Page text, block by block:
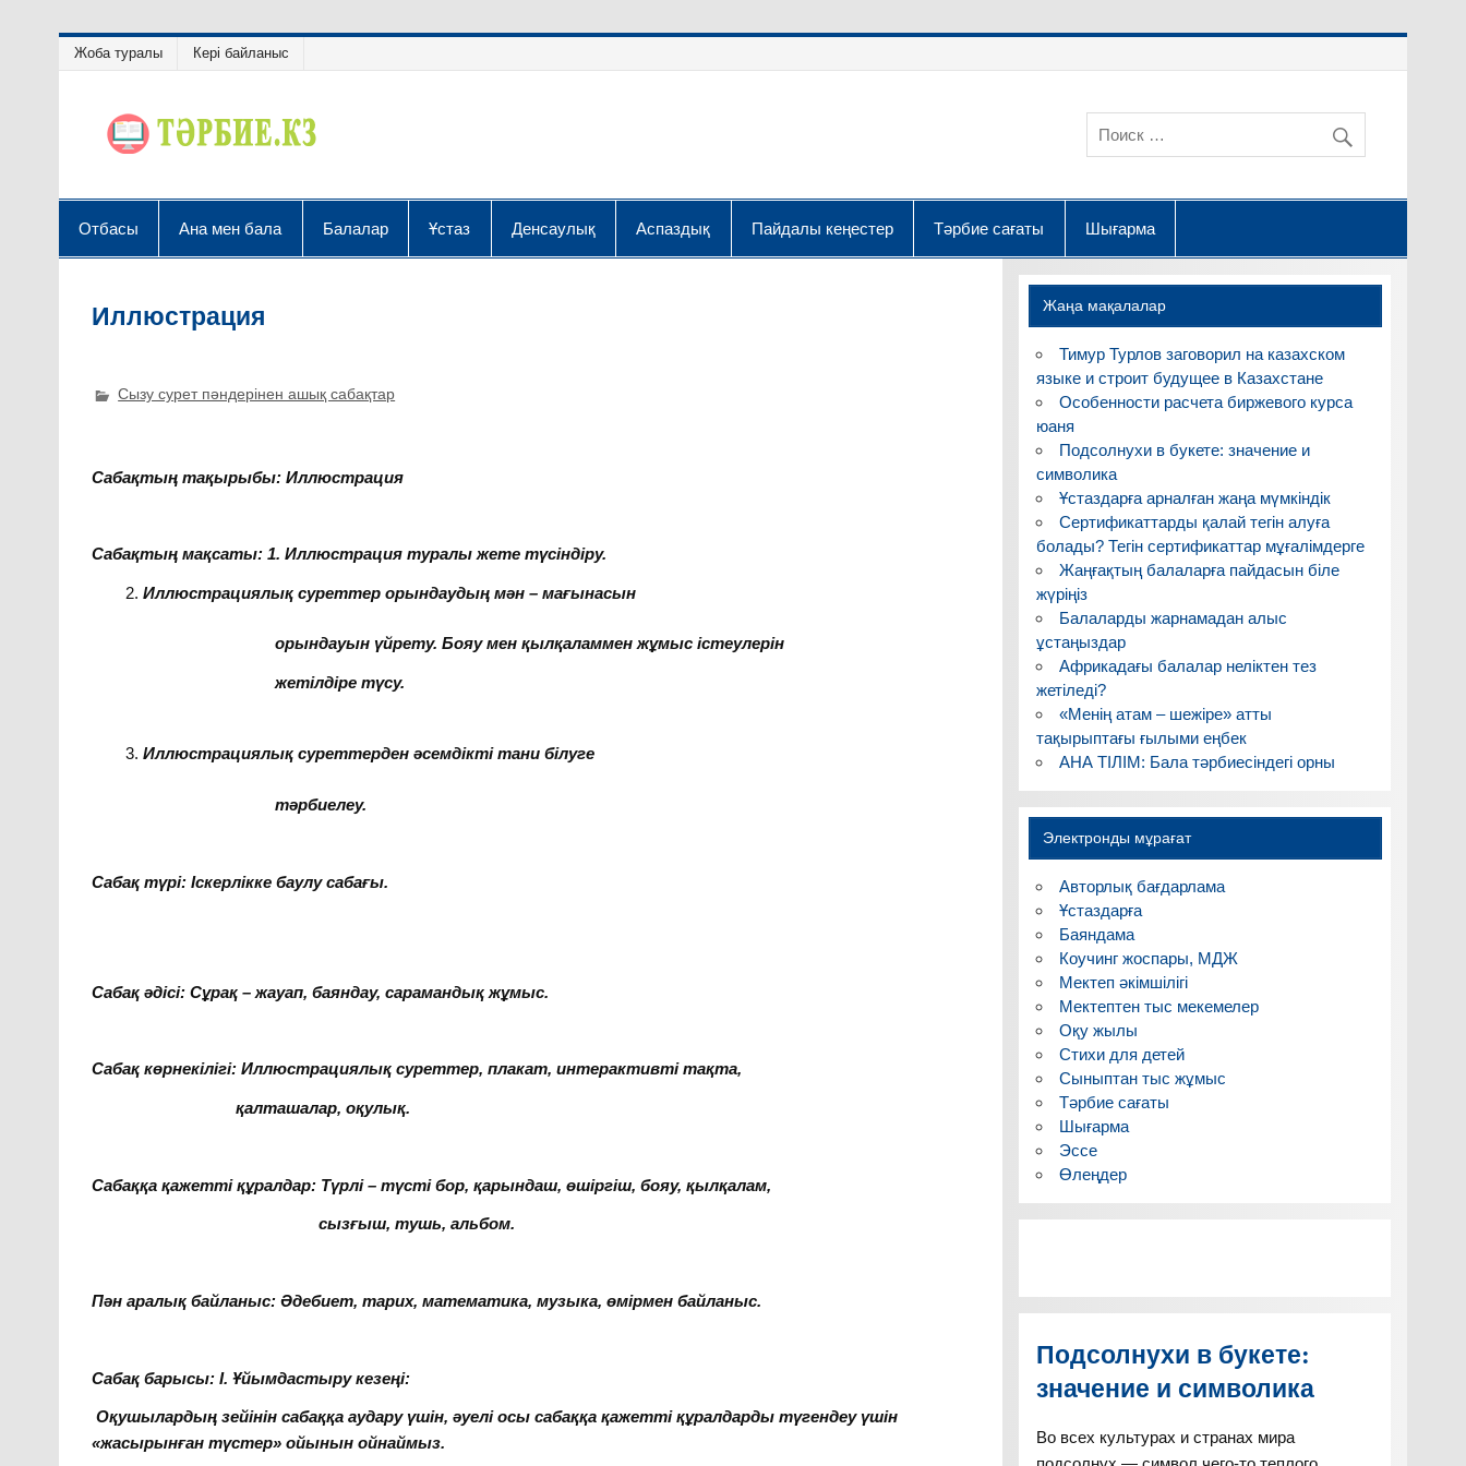
Жоба туралы Кері байланыс
Отбасы Ана мен бала Балалар Ұстаз Денсаулық Аспаздық Пайдалы кеңестер Тәрбие сағаты Шығарма
Иллюстрация
Сызу сурет пәндерінен ашық сабақтар
Сабақтың тақырыбы:Иллюстрация
Сабақтың мақсаты:1. Иллюстрация туралы жете түсіндіру.
Иллюстрациялық суреттер орындаудың мән – мағынасын
орындауын үйрету. Бояу мен қылқаламмен жұмыс істеулерін
жетілдіре түсу.
Иллюстрациялық суреттерден әсемдікті тани білуге
тәрбиелеу.
Сабақ түрі:Іскерлікке баулу сабағы.
Сабақ әдісі:Сұрақ – жауап, баяндау, сарамандық жұмыс.
Сабақ көрнекілігі:Иллюстрациялық суреттер, плакат, интерактивті тақта,
қалташалар, оқулық.
Сабаққа қажетті құралдар: Түрлі – түсті бор, қарындаш, өшіргіш, бояу, қылқалам,
сызғыш, тушь, альбом.
Пән аралық байланыс:Әдебиет, тарих, математика, музыка, өмірмен байланыс.
Сабақ барысы: І. Ұйымдастыру кезеңі:
Оқушылардың зейінін сабаққа аудару үшін, әуелі осы сабаққа қажетті құралдарды түгендеу үшін
«жасырынған түстер»ойынын ойнаймыз.
Жаңа мақалалар
Тимур Турлов заговорил на казахском
языке и строит будущее в Казахстане
Особенности расчета биржевого курса
юаня
Подсолнухи в букете: значение и
символика
Ұстаздарға арналған жаңа мүмкіндік
Сертификаттарды қалай тегін алуға
болады? Тегін сертификаттар мұғалімдерге
Жаңғақтың балаларға пайдасын біле
жүріңіз
Балаларды жарнамадан алыс
ұстаңыздар
Африкадағы балалар неліктен тез
жетіледі?
«Менің атам – шежіре» атты
тақырыптағы ғылыми еңбек
АНА ТІЛІМ: Бала тәрбиесіндегі орны
Электронды мұрағат
Авторлық бағдарлама
Ұстаздарға
Баяндама
Коучинг жоспары, МДЖ
Мектеп әкімшілігі
Мектептен тыс мекемелер
Оқу жылы
Стихи для детей
Сыныптан тыс жұмыс
Тәрбие сағаты
Шығарма
Эссе
Өлеңдер
Подсолнухи в букете:
значение и символика
Во всех культурах и странах мира